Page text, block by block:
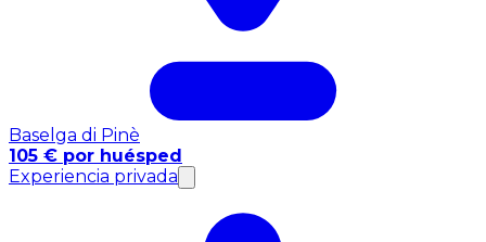
Baselga di Pinè
105 € por huésped
Experiencia privada